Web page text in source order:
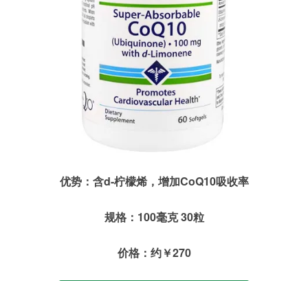
优势：含d-柠檬烯， 增加CoQ10吸收率
规格：100毫克 30粒
价格：约￥270